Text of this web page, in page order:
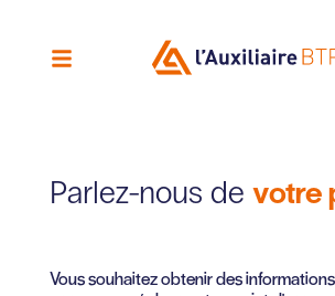
Parlez-nous de votre
Vous souhaitez obtenir des